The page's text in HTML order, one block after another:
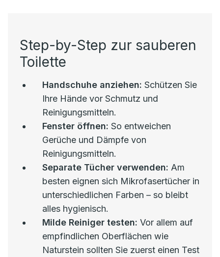
Step-by-Step zur sauberen
Toilette
Handschuhe anziehen: Schützen Sie
Ihre Hände vor Schmutz und
Reinigungsmitteln.
Fenster öffnen: So entweichen
Gerüche und Dämpfe von
Reinigungsmitteln.
Separate Tücher verwenden: Am
besten eignen sich Mikrofasertücher in
unterschiedlichen Farben – so bleibt
alles hygienisch.
Milde Reiniger testen: Vor allem auf
empfindlichen Oberflächen wie
Naturstein sollten Sie zuerst einen Test